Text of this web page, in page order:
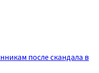
после скандала в